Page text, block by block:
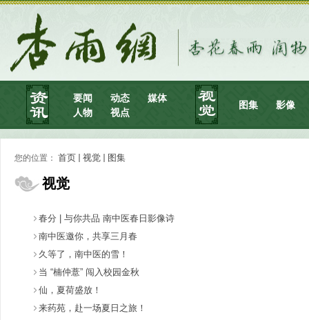
要闻 动态
媒体
人物
视点
图集 影像
您的位置： 首页 视觉 图集
视觉
春分 | 与你共品 南中医春日影像诗
南中医邀你，共享三月春
久等了，南中医的雪！
当 “楠仲薏” 闯入校园金秋
仙，夏荷盛放！
来药苑，赴一场夏日之旅！